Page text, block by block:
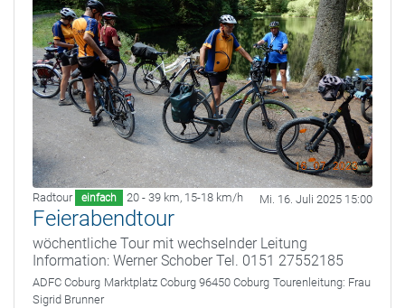
Radtour einfach 20 - 39 km, 15-18 km/h Mi. 16. Juli 2025 15:00
Feierabendtour
wöchentliche Tour mit wechselnder Leitung
Information: Werner Schober Tel. 0151 27552185
ADFC Coburg Marktplatz Coburg 96450 Coburg Tourenleitung: Frau
Sigrid Brunner